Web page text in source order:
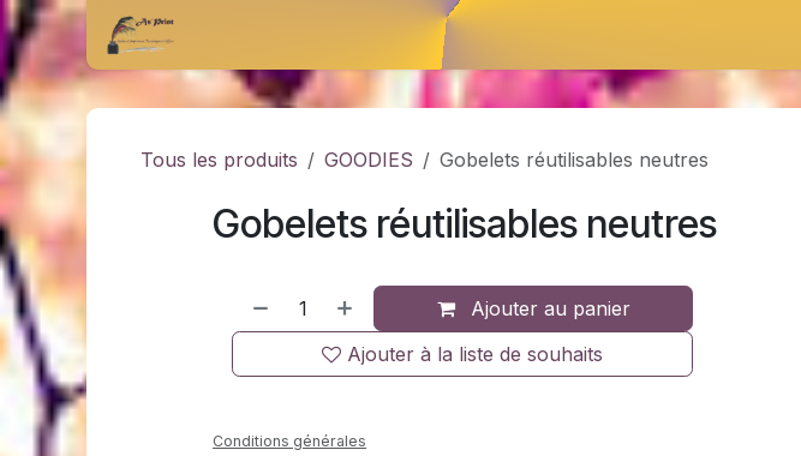
Se rendre au contenu
Rendez-vous
Tous les produits GOODIES Gobelets réutilisables neutres
Gobelets réutilisables neutres
Ajouter au panier
Ajouter à la liste de souhaits
Conditions générales